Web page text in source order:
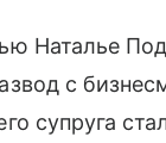
Наталье
с
супруга